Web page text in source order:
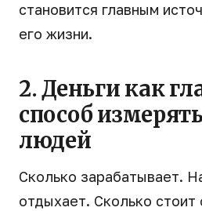
становится главным
его жизни.
2. Деньги как
способ
людей
Сколько зарабатывает.
отдыхает. Сколько стоит